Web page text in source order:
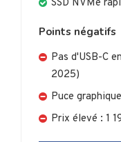
SSD NVMe
Points négatifs
Pas d'USB-C
2025)
Puce
Prix élevé : 1